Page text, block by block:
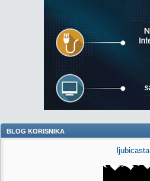
BLOG KORISNIKA
ljubicasta